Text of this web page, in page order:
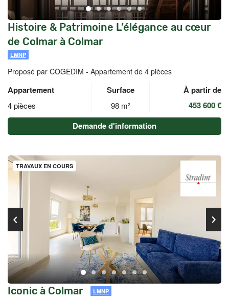
Histoire & Patrimoine L’élégance au cœur
de Colmar à Colmar
LMNP
Proposé par COGEDIM - Appartement de 4 pièces
Appartement Surface À partir de
4 pièces 98 m²
453 600 €
Demande d'information
TRAVAUX EN COURS
Iconic à Colmar LMNP